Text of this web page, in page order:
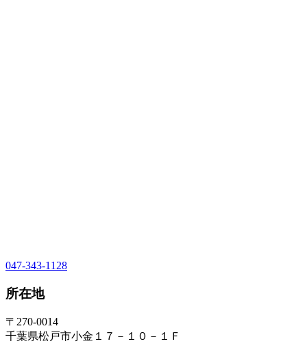
047-343-1128
所在地
〒270-0014
千葉県松戸市小金１７－１０－１Ｆ